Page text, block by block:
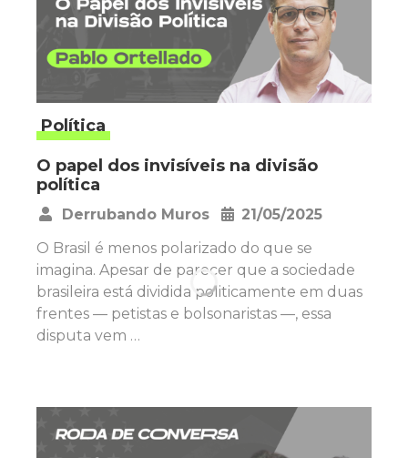
Política
O papel dos invisíveis na divisão
política
Derrubando Muros
21/05/2025
O Brasil é menos polarizado do que se
imagina. Apesar de parecer que a sociedade
brasileira está dividida politicamente em duas
frentes — petistas e bolsonaristas —, essa
disputa vem …